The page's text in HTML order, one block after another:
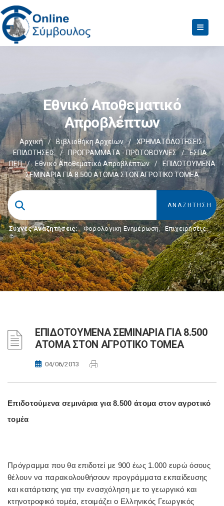
Εθνικό Αποθεματικό
Απροβλέπτων
Αρχική / Βιβλιοθήκη Αρχείων /
ΧΡΗΜΑΤΟΔΟΤΗΣΕΙΣ-
ΕΠΙΔΟΤΗΣΕΙΣ
/ ΠΡΟΓΡΑΜΜΑΤΑ - ΠΡΩΤΟΒΟΥΛΙΕΣ /
ΕΣΠΑ -
ΠΕΠ
/ Εθνικό Αποθεματικό Απροβλέπτων /
ΕΠΙΔΟΤΟΥΜΕΝΑ
ΣΕΜΙΝΑΡΙΑ ΓΙΑ 8.500 ΑΤΟΜΑ ΣΤΟΝ ΑΓΡΟΤΙΚΟ ΤΟΜΕΑ
Συχνές Αναζητήσεις: Φορολογικη Ενημέρωση, Επιχειρήσεις
ΕΠΙΔΟΤΟΥΜΕΝΑ ΣΕΜΙΝΑΡΙΑ ΓΙΑ 8.500
ΑΤΟΜΑ ΣΤΟΝ ΑΓΡΟΤΙΚΟ ΤΟΜΕΑ
04/06/2013
Επιδοτούμενα σεμινάρια για 8.500 άτομα στον αγροτικό
τομέα
Πρόγραμμα που θα επιδοτεί με 900 έως 1.000 ευρώ όσους
θέλουν να παρακολουθήσουν προγράμματα εκπαίδευσης
και κατάρτισης για την ενασχόληση με το γεωργικό και
κτηνοτροφικό τομέα, ετοιμάζει ο Ελληνικός Γεωργικός